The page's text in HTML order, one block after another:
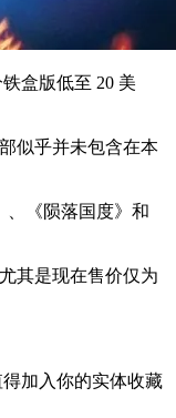
盒版低至 20 美
似乎并未包含在本
、《陨落国度》和
其是现在售价仅为
加入你的实体收藏